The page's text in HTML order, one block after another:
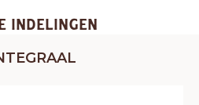
INDELINGEN
Knaus